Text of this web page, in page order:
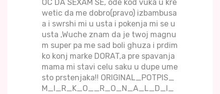
OC DA SEXAM SE, ode kod vuka u kre
wetic da me dobro(pravo) izbambusa
a i swrshi mi u usta i pokenja mi se u
usta ,Wuche znam da je twoj magnu
m super pa me sad boli ghuza i prdim
ko konj marke DORAT,a pre spavanja
mama mi stavi celu saku u dupe ume
sto prstenjaka!! ORIGINAL_POTPIS_
M_I_R_K_O__R_O_N_A_L_D_I_